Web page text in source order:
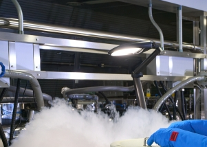
お知らせ
ヤンバルクイナ、絶滅の
場で生物多様性研究は何
【国環研View DEEP】（
生物多様性領域 生物多様性